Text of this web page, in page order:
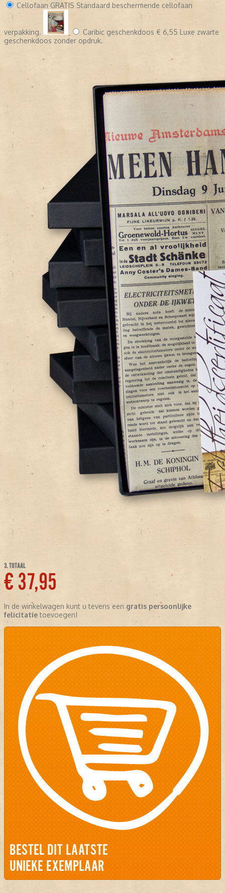
Cellofaan GRATIS Standaard beschermende cellofaan
verpakking. Caribic geschenkdoos € 6,55 Luxe zwarte
geschenkdoos zonder opdruk.
3. TOTAAL
€ 37,95
In de winkelwagen kunt u tevens een gratis persoonlijke
felicitatietoevoegen!
BESTEL DIT LAATSTE
UNIEKE EXEMPLAAR